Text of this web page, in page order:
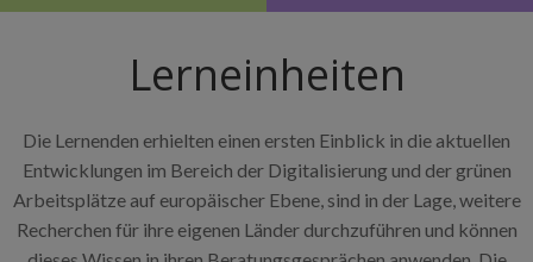
Lerneinheiten
Die Lernenden erhielten einen ersten Einblick in die aktuellen
Entwicklungen im Bereich der Digitalisierung und der grünen
Arbeitsplätze auf europäischer Ebene, sind in der Lage, weitere
Recherchen für ihre eigenen Länder durchzuführen und können